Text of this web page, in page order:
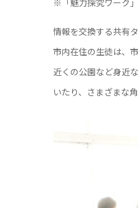
※「魅力探究ワーク
情報を交換する共有
市内在住の生徒は、
近くの公園など身近
いたり、さまざまな